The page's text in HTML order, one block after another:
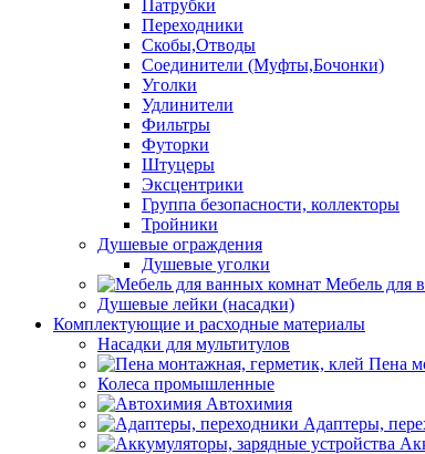
Патрубки
Переходники
Скобы,Отводы
Соединители (Муфты,Бочонки)
Уголки
Удлинители
Фильтры
Футорки
Штуцеры
Эксцентрики
Группа безопасности, коллекторы
Тройники
Душевые ограждения
Душевые уголки
Мебель для
Душевые лейки (насадки)
Комплектующие и расходные материалы
Насадки для мультитулов
Пена
Колеса промышленные
Автохимия
Адаптеры,